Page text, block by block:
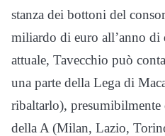
stanza dei bottoni del
miliardo di euro all’anno
attuale, Tavecchio può
una parte della Lega di
ribaltarlo),
della A (Milan, Lazio,